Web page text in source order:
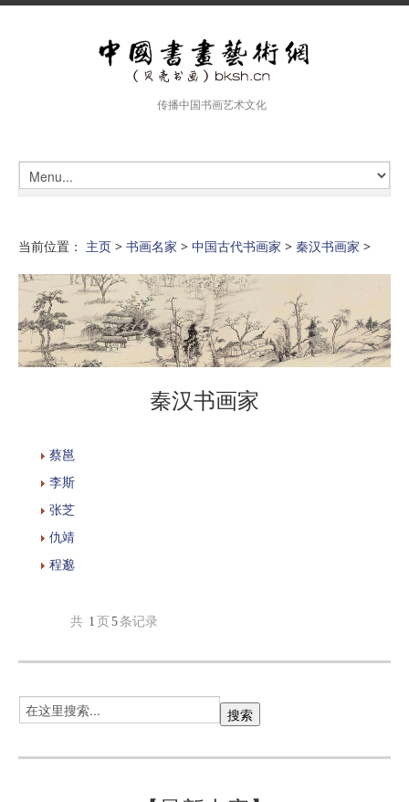
传播中国书画艺术文化
当前位置： 主页 > 书画名家 > 中国古代书画家 > 秦汉书画家 >
秦汉书画家
蔡邕
李斯
张芝
仇靖
程邈
共 1 页 5 条记录